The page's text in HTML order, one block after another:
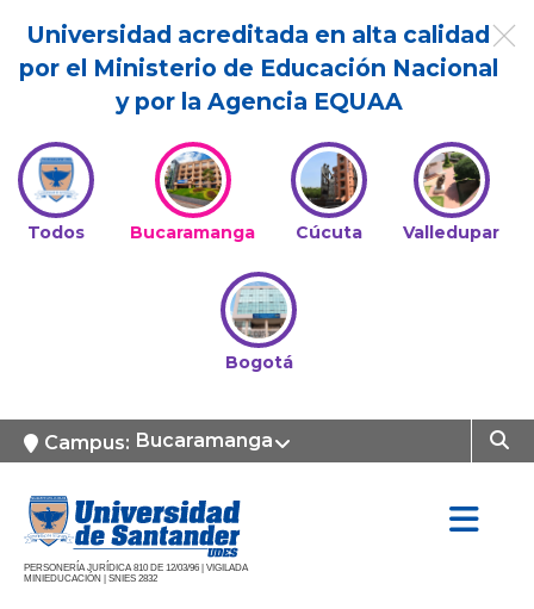
Universidad acreditada en alta calidad
por el Ministerio de Educación Nacional
y por la Agencia EQUAA
Todos Bucaramanga Cúcuta Valledupar
Bogotá
Campus: Bucaramanga
PERSONERÍA JURÍDICA 810 DE 12/03/96 | VIGILADA
MINIEDUCACIÓN | SNIES 2832